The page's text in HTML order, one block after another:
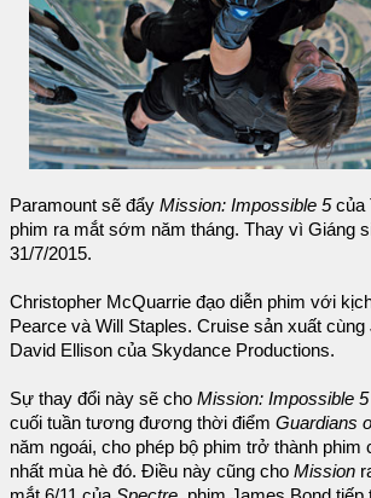
Paramount sẽ đẩy Mission: Impossible 5của
phim ra mắt sớm năm tháng. Thay vì Giáng
31/7/2015.
Christopher McQuarrie đạo diễn phim với
Pearce và Will Staples. Cruise sản xuất
David Ellison của Skydance Productions.
Sự thay đổi này sẽ cho Mission: Impossible 5
cuối tuần tương đương thời điểm Guardians
năm ngoái, cho phép bộ phim trở thành phim
nhất mùa hè đó. Điều này cũng cho Mission